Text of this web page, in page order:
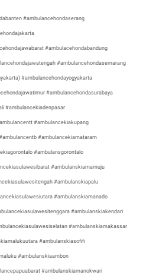
#ambulancehondaserang
#ambulacehondabandung
#ambulancehondasemarang
#ambulancehondayogyakarta
#ambulancehondasurabaya
#ambulancekiadenpasar
#ambulancekiakupang
#ambulancekiamataram
#ambulansgorontalo
#ambulanskiamamuju
#ambulanskiapalu
#ambulanskiamanado
#ambulanskiakendari
#ambulanskiamakassar
#ambulanskiasofifi
#ambulanskiaambon
#ambulanskiamanokwari